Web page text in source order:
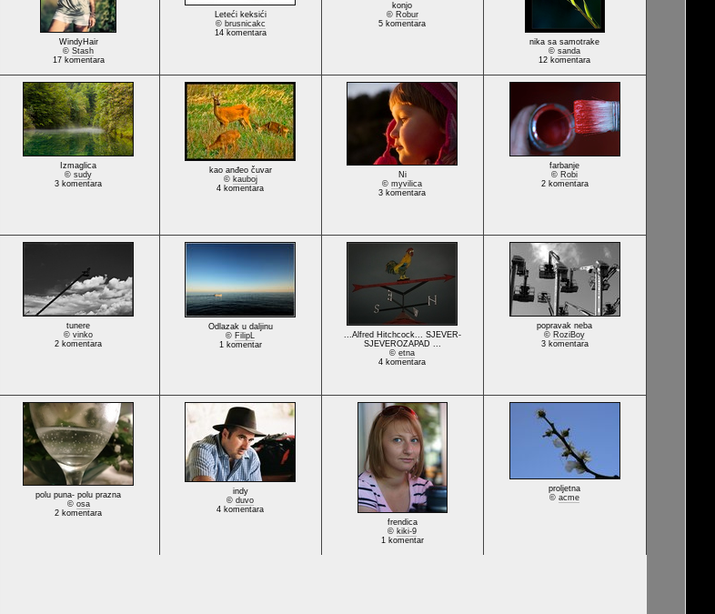
WindyHair
©Stash
17 komentara
Leteći keksići
© brusnicakc
14 komentara
konjo
© Robur
5 komentara
nika sa samotrake
©sanda
12 komentara
Izmaglica
©sudy
3 komentara
kao anđeo čuvar
© kauboj
4 komentara
Ni
©myvilica
3 komentara
farbanje
© Robi
2 komentara
tunere
©vinko
2 komentara
Odlazak u daljinu
© FilipL
1 komentar
...Alfred Hitchcock... SJEVER-
SJEVEROZAPAD ...
©etna
4 komentara
popravak neba
© RoziBoy
3 komentara
polu puna- polu prazna
© osa
2 komentara
indy
©duvo
4 komentara
frendica
© kiki-9
1 komentar
proljetna
©acme